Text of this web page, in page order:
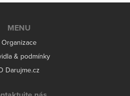
MENU
Organizace
& podmínky
Darujme.cz